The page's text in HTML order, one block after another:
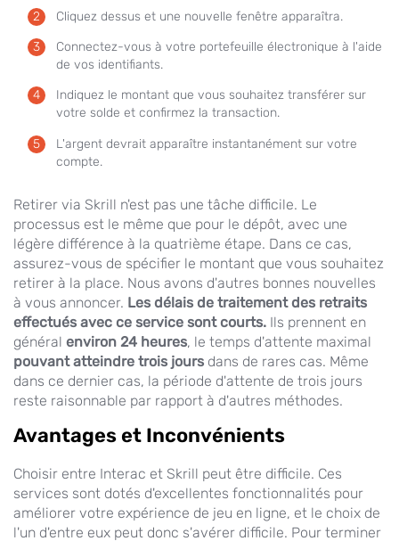
Cliquez dessus et une nouvelle fenêtre apparaîtra.
Connectez-vous à votre portefeuille électronique à l'aide
de vos identifiants.
Indiquez le montant que vous souhaitez transférer sur
votre solde et confirmez la transaction.
L'argent devrait apparaître instantanément sur votre
compte.
Retirer via Skrill n'est pas une tâche difficile. Le
processus est le même que pour le dépôt, avec une
légère différence à la quatrième étape. Dans ce cas,
assurez-vous de spécifier le montant que vous souhaitez
retirer à la place. Nous avons d'autres bonnes nouvelles
à vous annoncer. Les délais de traitement des retraits
effectués avec ce service sont courts. Ils prennent en
général environ 24 heures, le temps d'attente maximal
pouvant atteindre trois jours dans de rares cas. Même
dans ce dernier cas, la période d'attente de trois jours
reste raisonnable par rapport à d'autres méthodes.
Avantages et Inconvénients
Choisir entre Interac et Skrill peut être difficile. Ces
services sont dotés d'excellentes fonctionnalités pour
améliorer votre expérience de jeu en ligne, et le choix de
l'un d'entre eux peut donc s'avérer difficile. Pour terminer